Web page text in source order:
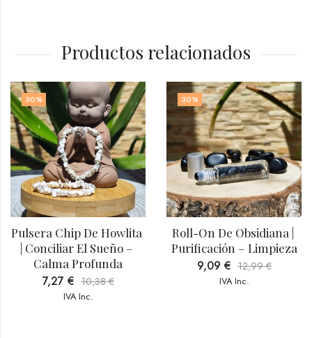
Productos relacionados
%
Chip De Howlita
El Sueño –
Calma Profunda
€ 10,38 €
IVA Inc.
Roll-On De Obsidiana |
Purificación – Limpieza
€ 12,99 €
IVA Inc.